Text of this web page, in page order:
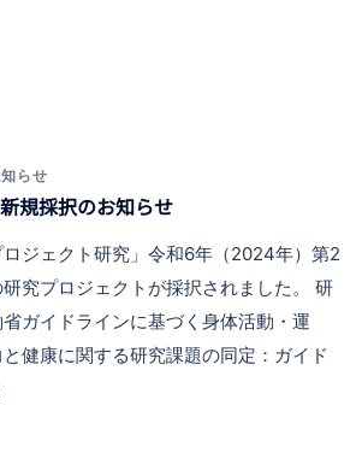
らせ
規採択のお知らせ
ロジェクト研究」令和6年（2024年）第2
究プロジェクトが採択されました。 研
ガイドラインに基づく身体活動・運
健康に関する研究課題の同定：ガイド